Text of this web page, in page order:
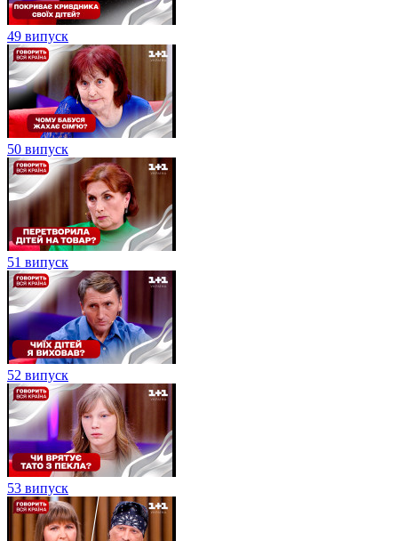
49 випуск
50 випуск
51 випуск
52 випуск
53 випуск